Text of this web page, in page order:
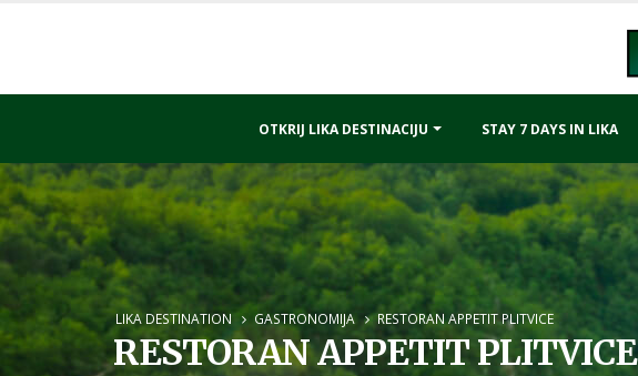
OTKRIJ LIKA DESTINACIJU STAY 7 DAYS IN LIKA
LIKA DESTINATION GASTRONOMIJA RESTORAN APPETIT PLITVICE
RESTORAN APPETIT PLITVICE